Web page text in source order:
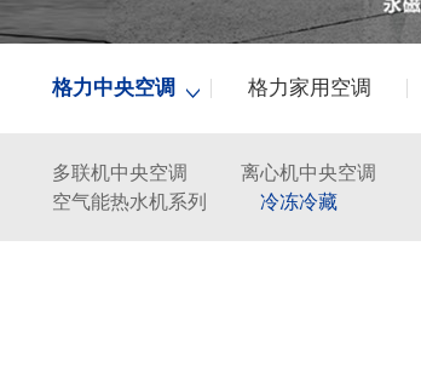
格力中央空调 格力家用空调
多联机中央空调 离心机中央空调
空气能热水机系列
冷冻冷藏